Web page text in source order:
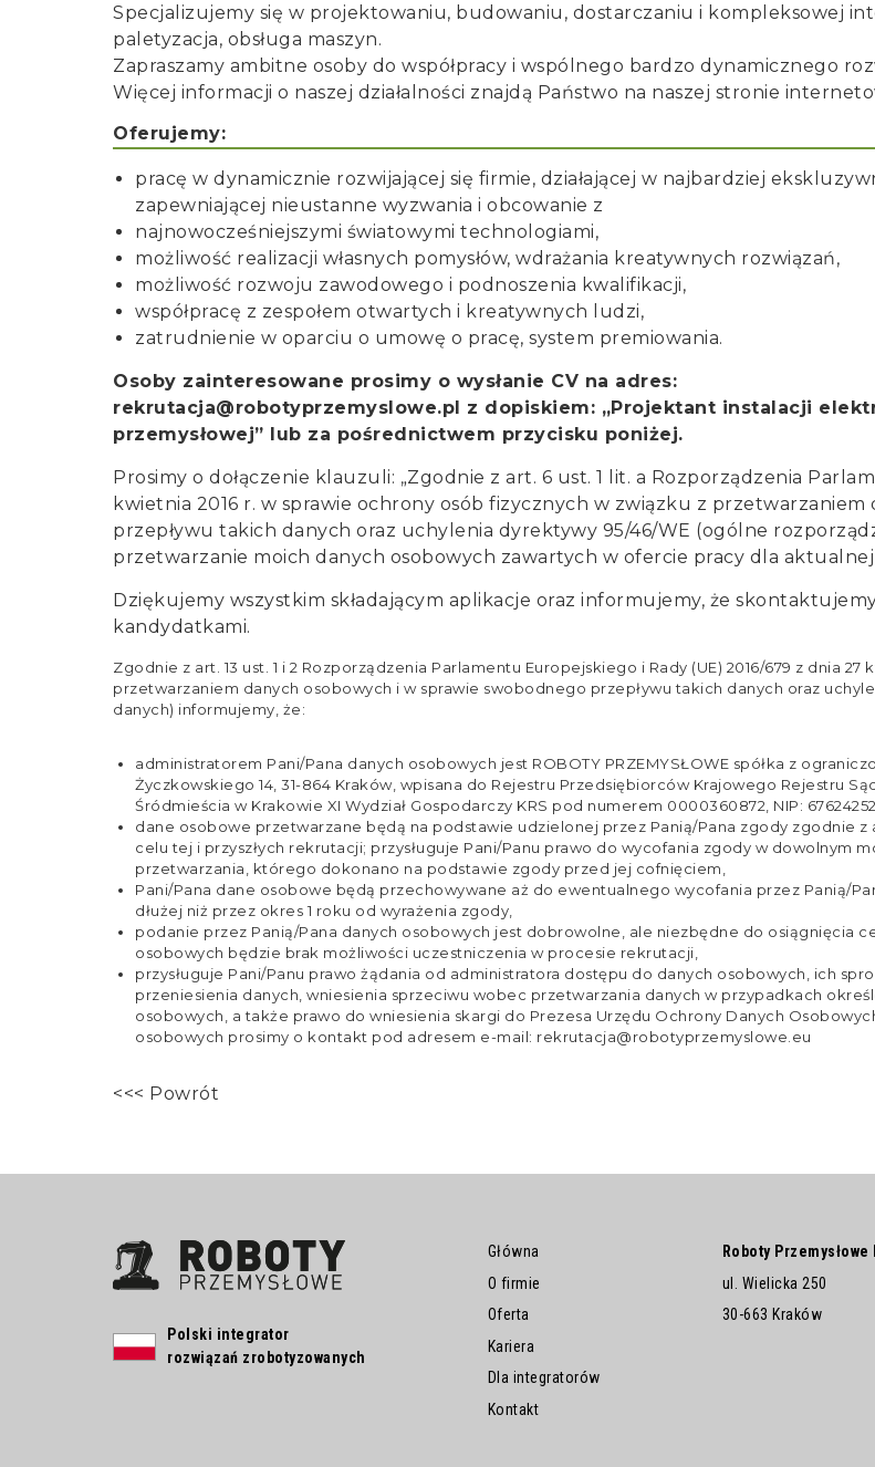
Specjalizujemy się w projektowaniu, budowaniu, dostarczaniu i kompleksowej
paletyzacja, obsługa maszyn.
Zapraszamy ambitne osoby do współpracy i wspólnego bardzo dynamicznego
Więcej informacji o naszej działalności znajdą Państwo na naszej stronie
Oferujemy:
pracę w dynamicznie rozwijającej się firmie, działającej w najbardziej
zapewniającej nieustanne wyzwania i obcowanie z
najnowocześniejszymi światowymi technologiami,
możliwość realizacji własnych pomysłów, wdrażania kreatywnych rozwiązań,
możliwość rozwoju zawodowego i podnoszenia kwalifikacji,
współpracę z zespołem otwartych i kreatywnych ludzi,
zatrudnienie w oparciu o umowę o pracę, system premiowania.
Osoby zainteresowane prosimy o wysłanie CV na adres:
rekrutacja@robotyprzemyslowe.pl z dopiskiem: „Projektant instalacji
przemysłowej” lub za pośrednictwem przycisku poniżej.
Prosimy o dołączenie klauzuli: „Zgodnie z art. 6 ust. 1 lit. a Rozporządzenia
kwietnia 2016 r. w sprawie ochrony osób fizycznych w związku z
przepływu takich danych oraz uchylenia dyrektywy 95/46/WE (ogólne
przetwarzanie moich danych osobowych zawartych w ofercie pracy dla aktualnej
Dziękujemy wszystkim składającym aplikacje oraz informujemy, że
kandydatkami.
Zgodnie z art. 13 ust. 1 i 2 Rozporządzenia Parlamentu Europejskiego i Rady (UE) 2016/679 z dnia
przetwarzaniem danych osobowych i w sprawie swobodnego przepływu takich danych oraz
danych) informujemy, że:
administratorem Pani/Pana danych osobowych jest ROBOTY PRZEMYSŁOWE spółka z
Życzkowskiego 14, 31-864 Kraków, wpisana do Rejestru Przedsiębiorców Krajowego Rejestru
Śródmieścia w Krakowie XI Wydział Gospodarczy KRS pod numerem 0000360872, NIP:
dane osobowe przetwarzane będą na podstawie udzielonej przez Panią/Pana zgody zgodnie
celu tej i przyszłych rekrutacji; przysługuje Pani/Panu prawo do wycofania zgody w dowolnym
przetwarzania, którego dokonano na podstawie zgody przed jej cofnięciem,
Pani/Pana dane osobowe będą przechowywane aż do ewentualnego wycofania przez Panią/
dłużej niż przez okres 1 roku od wyrażenia zgody,
podanie przez Panią/Pana danych osobowych jest dobrowolne, ale niezbędne do osiągnięcia
osobowych będzie brak możliwości uczestniczenia w procesie rekrutacji,
przysługuje Pani/Panu prawo żądania od administratora dostępu do danych osobowych, ich
przeniesienia danych, wniesienia sprzeciwu wobec przetwarzania danych w przypadkach
osobowych, a także prawo do wniesienia skargi do Prezesa Urzędu Ochrony Danych
osobowych prosimy o kontakt pod adresem e-mail: rekrutacja@robotyprzemyslowe.eu
<<< Powrót
Polski integrator
rozwiązań zrobotyzowanych
Główna
O firmie
Oferta
Kariera
Dla integratorów
Kontakt
Roboty
ul. Wielicka 250
30-663 Kraków